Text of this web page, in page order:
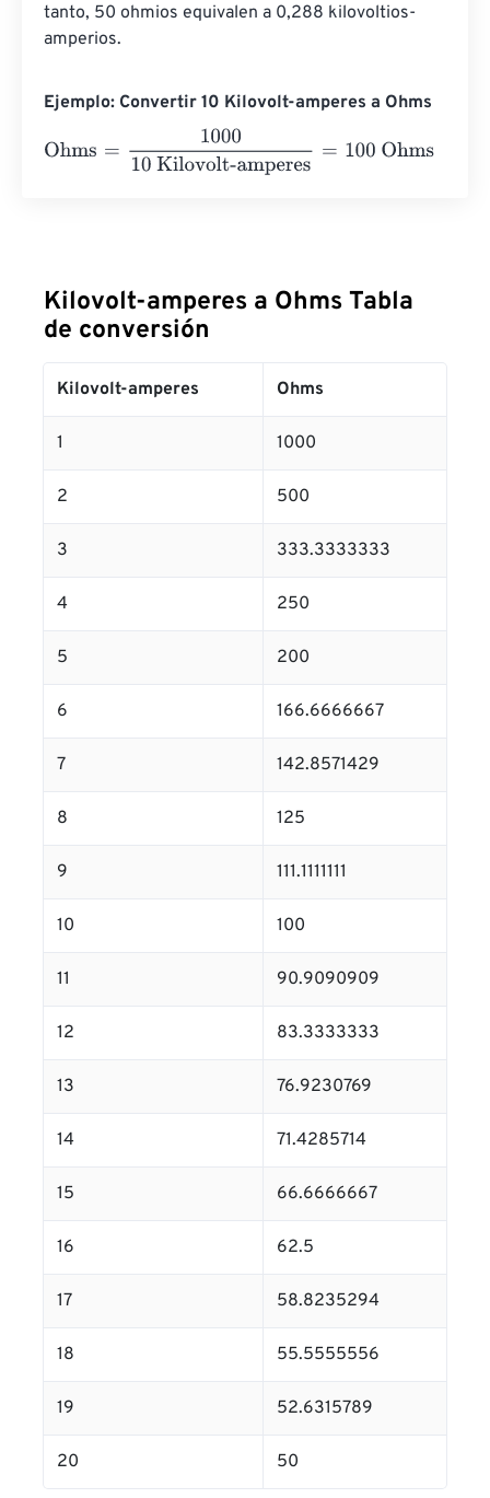
tanto, 50 ohmios equivalen a 0,288 kilovoltios-
amperios.
Ejemplo: Convertir 10 Kilovolt-amperes a Ohms
Ohms
10 Kilovolt-amperes Ohms
Kilovolt-amperes a Ohms Tabla
de conversión
Kilovolt-amperes Ohms
1 1000
2 500
3 333.3333333
4 250
5 200
6 166.6666667
7 142.8571429
8 125
9 111.1111111
10 100
11 90.9090909
12 83.3333333
13 76.9230769
14 71.4285714
15 66.6666667
16 62.5
17 58.8235294
18 55.5555556
19 52.6315789
20 50